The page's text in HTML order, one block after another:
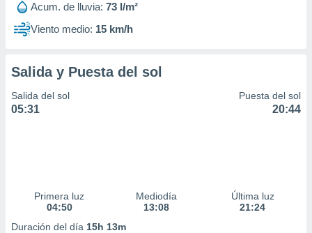
Acum. de lluvia: 73 l/m²
Viento medio: 15 km/h
Salida y Puesta del sol
Salida del sol
05:31
Puesta del sol
20:44
Primera luz
04:50
Mediodía
13:08
Última luz
21:24
Duración del día 15h 13m